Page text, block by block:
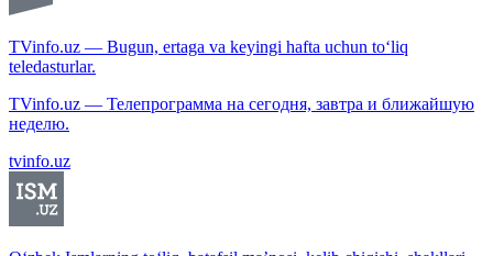
TVinfo.uz — Bugun, ertaga va keyingi hafta uchun to‘liq
teledasturlar.
TVinfo.uz — Телепрограмма на сегодня, завтра и ближайшую
неделю.
tvinfo.uz